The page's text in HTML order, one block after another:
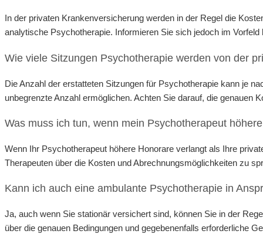
In der privaten Krankenversicherung werden in der Regel die
analytische Psychotherapie. Informieren Sie sich jedoch im
Wie viele Sitzungen Psychotherapie werden von der
Die Anzahl der erstatteten Sitzungen für Psychotherapie kann je
unbegrenzte Anzahl ermöglichen. Achten Sie darauf, die genauen
Was muss ich tun, wenn mein Psychotherapeut
Wenn Ihr Psychotherapeut höhere Honorare verlangt als Ihre
Therapeuten über die Kosten und Abrechnungsmöglichkeiten zu
Kann ich auch eine ambulante Psychotherapie in
Ja, auch wenn Sie stationär versichert sind, können Sie in der
über die genauen Bedingungen und gegebenenfalls erforderliche